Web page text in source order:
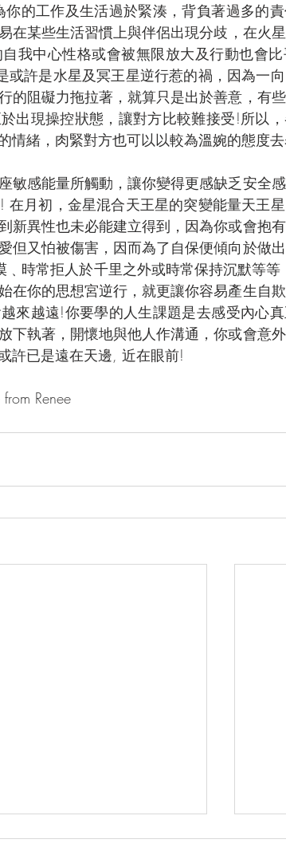
的工作及生活過於緊湊，背負著過多的
在某些生活習慣上與伴侶出現分歧，在火
我中心性格或會被無限放大及行動也會
或許是水星及冥王星逆行惹的禍，因為一
的阻礙力拖拉著，就算只是出於善意，有
出現操控狀態，讓對方比較難接受!所以
情緒，肉緊對方也可以以較為溫婉的態度
敏感能量所觸動，讓你變得更感缺乏安全
在月初，金星混合天王星的突變能量天王
新異性也未必能建立得到，因為你或會抱
但又怕被傷害，因而為了自保便傾向於做
時常拒人於千里之外或時常保持沉默等
在你的思想宮逆行，就更讓你容易產生自
來越遠!你要學的人生課題是去感受內心
下執著，開懷地與他人作溝通，你或會意
許已是遠在天邊, 近在眼前!
Renee